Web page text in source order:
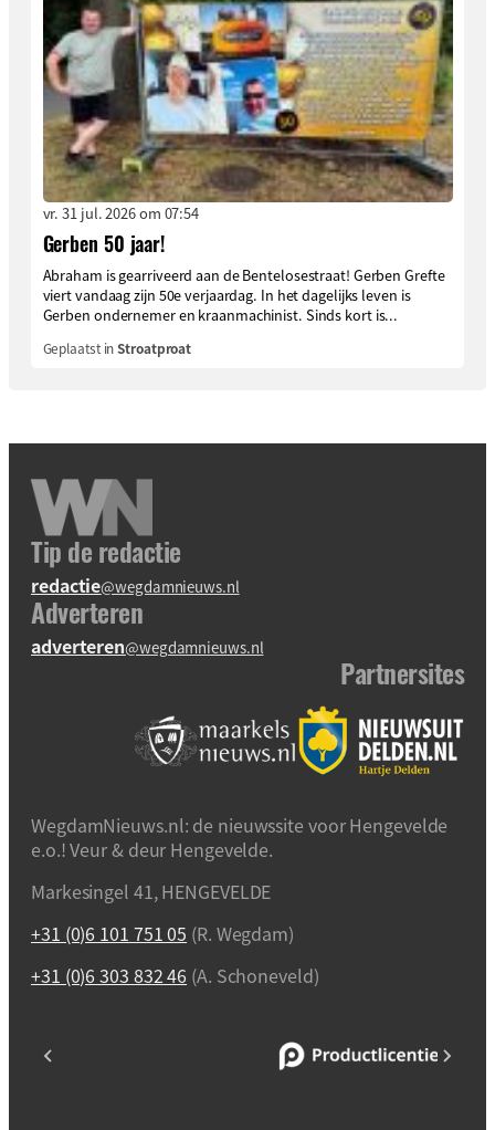
vr. 31 jul. 2026 om 07:54
Gerben 50 jaar!
Abraham is gearriveerd aan de Bentelosestraat! Gerben Grefte
viert vandaag zijn 50e verjaardag. In het dagelijks leven is
Gerben ondernemer en kraanmachinist. Sinds kort is...
Geplaatst inStroatproat
Tip de redactie
redactie@wegdamnieuws.nl
Adverteren
adverteren@wegdamnieuws.nl
Partnersites
WegdamNieuws.nl: de nieuwssite voor Hengevelde
e.o.! Veur & deur Hengevelde.
Markesingel 41, HENGEVELDE
+31 (0)6 101 751 05 (R. Wegdam)
+31 (0)6 303 832 46 (A. Schoneveld)